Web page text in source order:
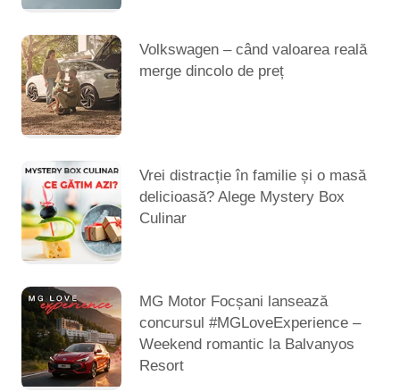
Volkswagen – când valoarea reală
merge dincolo de preț
Vrei distracție în familie și o masă
delicioasă? Alege Mystery Box
Culinar
MG Motor Focșani lansează
concursul #MGLoveExperience –
Weekend romantic la Balvanyos
Resort